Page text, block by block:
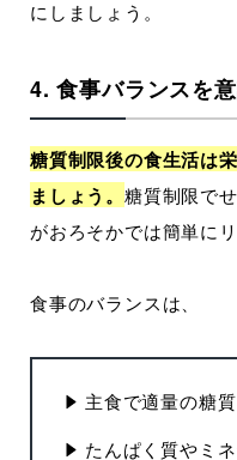
にしましょう。
4. 食事バランスを
糖質制限後の食生活は
ましょう。 糖質制限で
がおろそかでは簡単に
食事のバランスは、
主食で適量の糖
たんぱく質やミ